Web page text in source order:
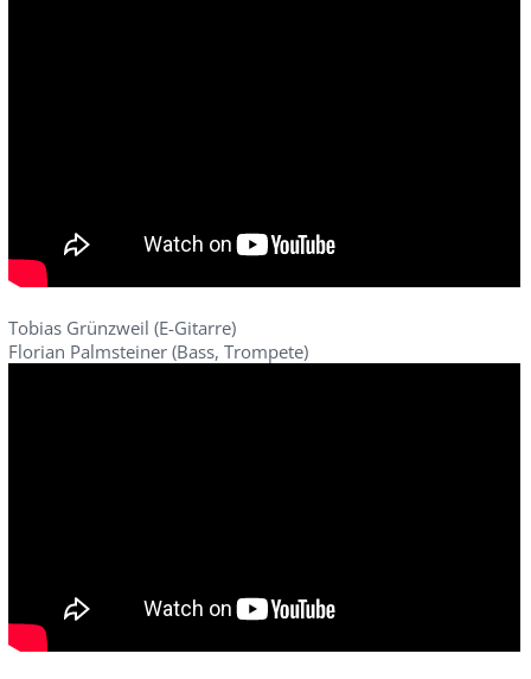
Tobias Grünzweil (E-Gitarre)
Florian Palmsteiner (Bass, Trompete)